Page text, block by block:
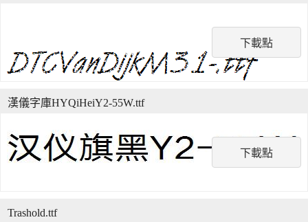
下載點
下載點
漢儀字庫HYQiHeiY2-55W.ttf
Trashold.ttf